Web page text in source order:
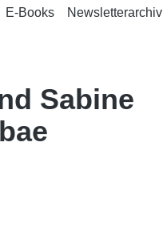
E-Books Newsletterarchiv
Sabine